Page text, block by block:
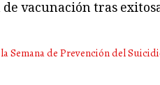
vacunación tras